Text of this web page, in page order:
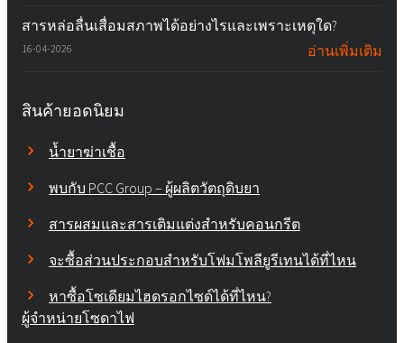
สารหล่อลื่นเสื่อมสภาพได้อย่างไรและเพราะเหตุใด?
16-04-2026 อ่านเพิ่มเติม
สินค้ายอดนิยม
น้ำยาฆ่าเชื้อ
พบกับ PCC Group – ผู้ผลิตวัตถุดิบยา
สารผสมและสารเติมแต่งสำหรับคอนกรีต
จะซื้อส่วนประกอบสำหรับโฟมโพลียูรีเทนได้ที่ไหน
หาซื้อโซเดียมไฮดรอกไซด์ได้ที่ไหน?
ผู้จำหน่ายโซดาไฟ